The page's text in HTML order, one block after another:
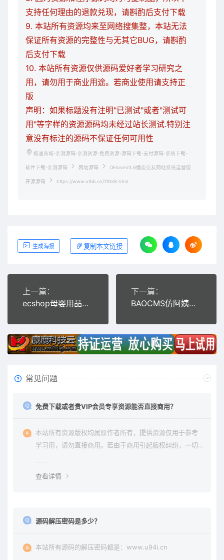
支持任何理由的退款兑现，请斟酌后支付下载
9. 本站所有资源均来至网络搜集整，本站无法
保证所有资源的完整性与无其它BUG，请斟酌
后支付下载
10. 本站所有资源仅供源码爱好者学习研究之
用，请勿用于商业用途。若商业使用请支持正
版
声明：如果标题没有注明"已测试"或者"测试可
用"等字样的资源源码均未经过站长测试.特别注
意没有标注的源码不保证任何可用性
极速商城-亲测源码-亲测资源-免费资源-源码下载-支付源码-系统下载-
软件下载-亲测源码 网站源码 OEloveV3.6婚恋交友网站系统运营版
开源源码 https://www.u94i.cn/11938.html
生成海报 复制本文链接
上一篇：
ecshop母婴用品商城系统源码含微商城微分销和微信支付
下一篇：
BAOCMS仿阿姨帮和58到家网站源码PC+WAP+微信端
常见问题
免费下载或者贵VIP会员专享资源能否直接商用？
本站所有资源版权均属原作者所有，提供资源仅用于参考
学习用，请勿直接商用。若由于商用引起版权纠纷，一切
查看详情
源码解压密码是多少？
本站所有源码的解压密码都是：www.u94i.cn